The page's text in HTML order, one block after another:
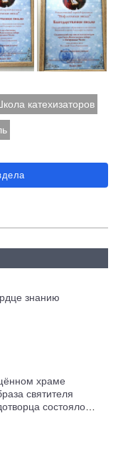
катехизаторов
знанию
храме
святителя
состоялось